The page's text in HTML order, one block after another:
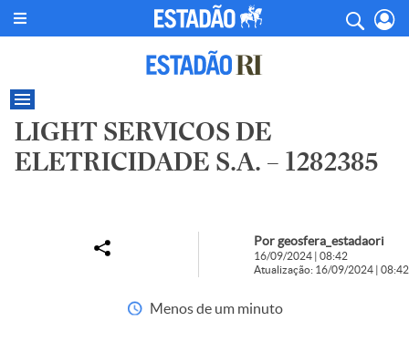
LIGHT SERVICOS DE
ELETRICIDADE S.A. – 1282385
Por geosfera_estadaori
16/09/2024 | 08:42
Atualização: 16/09/2024 | 08:42
Menos de um minuto